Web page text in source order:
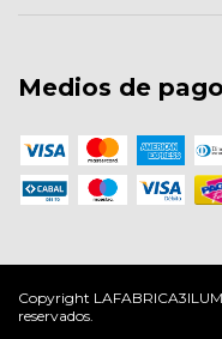
Medios de pago
Copyright
reservados.